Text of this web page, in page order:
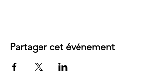
Partager cet événement